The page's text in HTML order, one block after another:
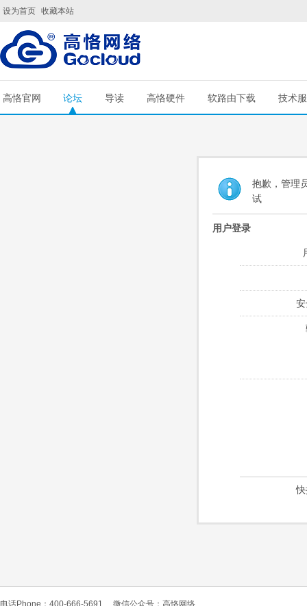
设为首页 收藏本站
高恪官网 论坛 导读 高恪硬件 软路由下载 技术
抱歉，管理
试
用户登录
电话Phone：400-666-5691 微信公众号：高恪网络